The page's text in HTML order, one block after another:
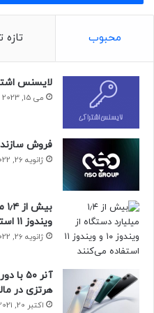
ایالات متحده آمریکا) به
وب‌سایت استارلینک، زمان مورد
تا اواسط سال ۲۰۲۲ در مناطق دیگر گزارش داده شده است.
یکی از کاربران ردیت هفته
نوشت:
در اکانت من هنوز
۲۰۲۱»، اما برای
رفتم و آدرس خود
که انگار قرار
محبوب تازه
لایسنس
می 15, 2023
فروش
ژانویه 26, 2022
ویندوز ۱۱ استفاده می‌کنند
ژانویه 26, 2022
هرتزی در
اکتبر 20, 2021